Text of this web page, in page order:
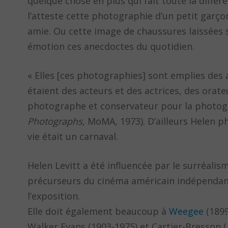
l’atteste cette photographie d’un petit
amie. Ou cette image de chaussures
émotion ces anecdoctes du quotidien.
« Elles [ces photographies] sont emplies
étaient des acteurs et des actrices, des
photographe et conservateur pour la
Photographs, MoMA, 1973). D’ailleurs
vie était un carnaval.
Helen Levitt a été influencée par le
précurseurs du cinéma américain
l’exposition.
Elle doit également beaucoup à Weegee